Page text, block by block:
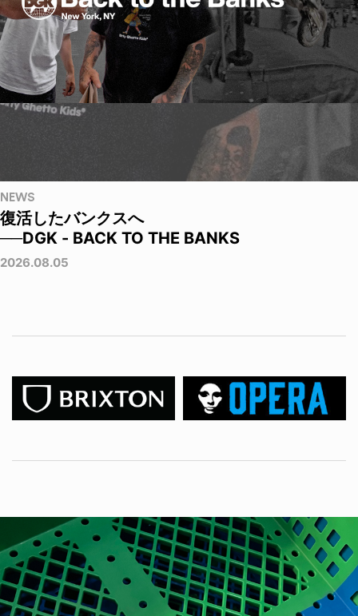
NEWS
復活したバンクスへ
──DGK - BACK TO THE BANKS
2026.08.05